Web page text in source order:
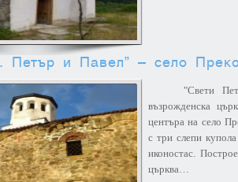
Петър и Павел” – село
"Свети
възрожденска
центъра на село
с три слепи
иконостас.
църква…